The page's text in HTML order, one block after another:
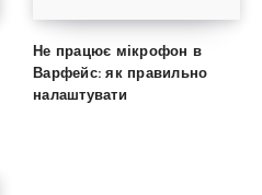
Не працює мікрофон в
Варфейс: як правильно
налаштувати